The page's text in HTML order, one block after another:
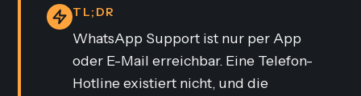
TL;DR
WhatsApp Support ist nur per App
oder E-Mail erreichbar. Eine Telefon-
Hotline existiert nicht, und die